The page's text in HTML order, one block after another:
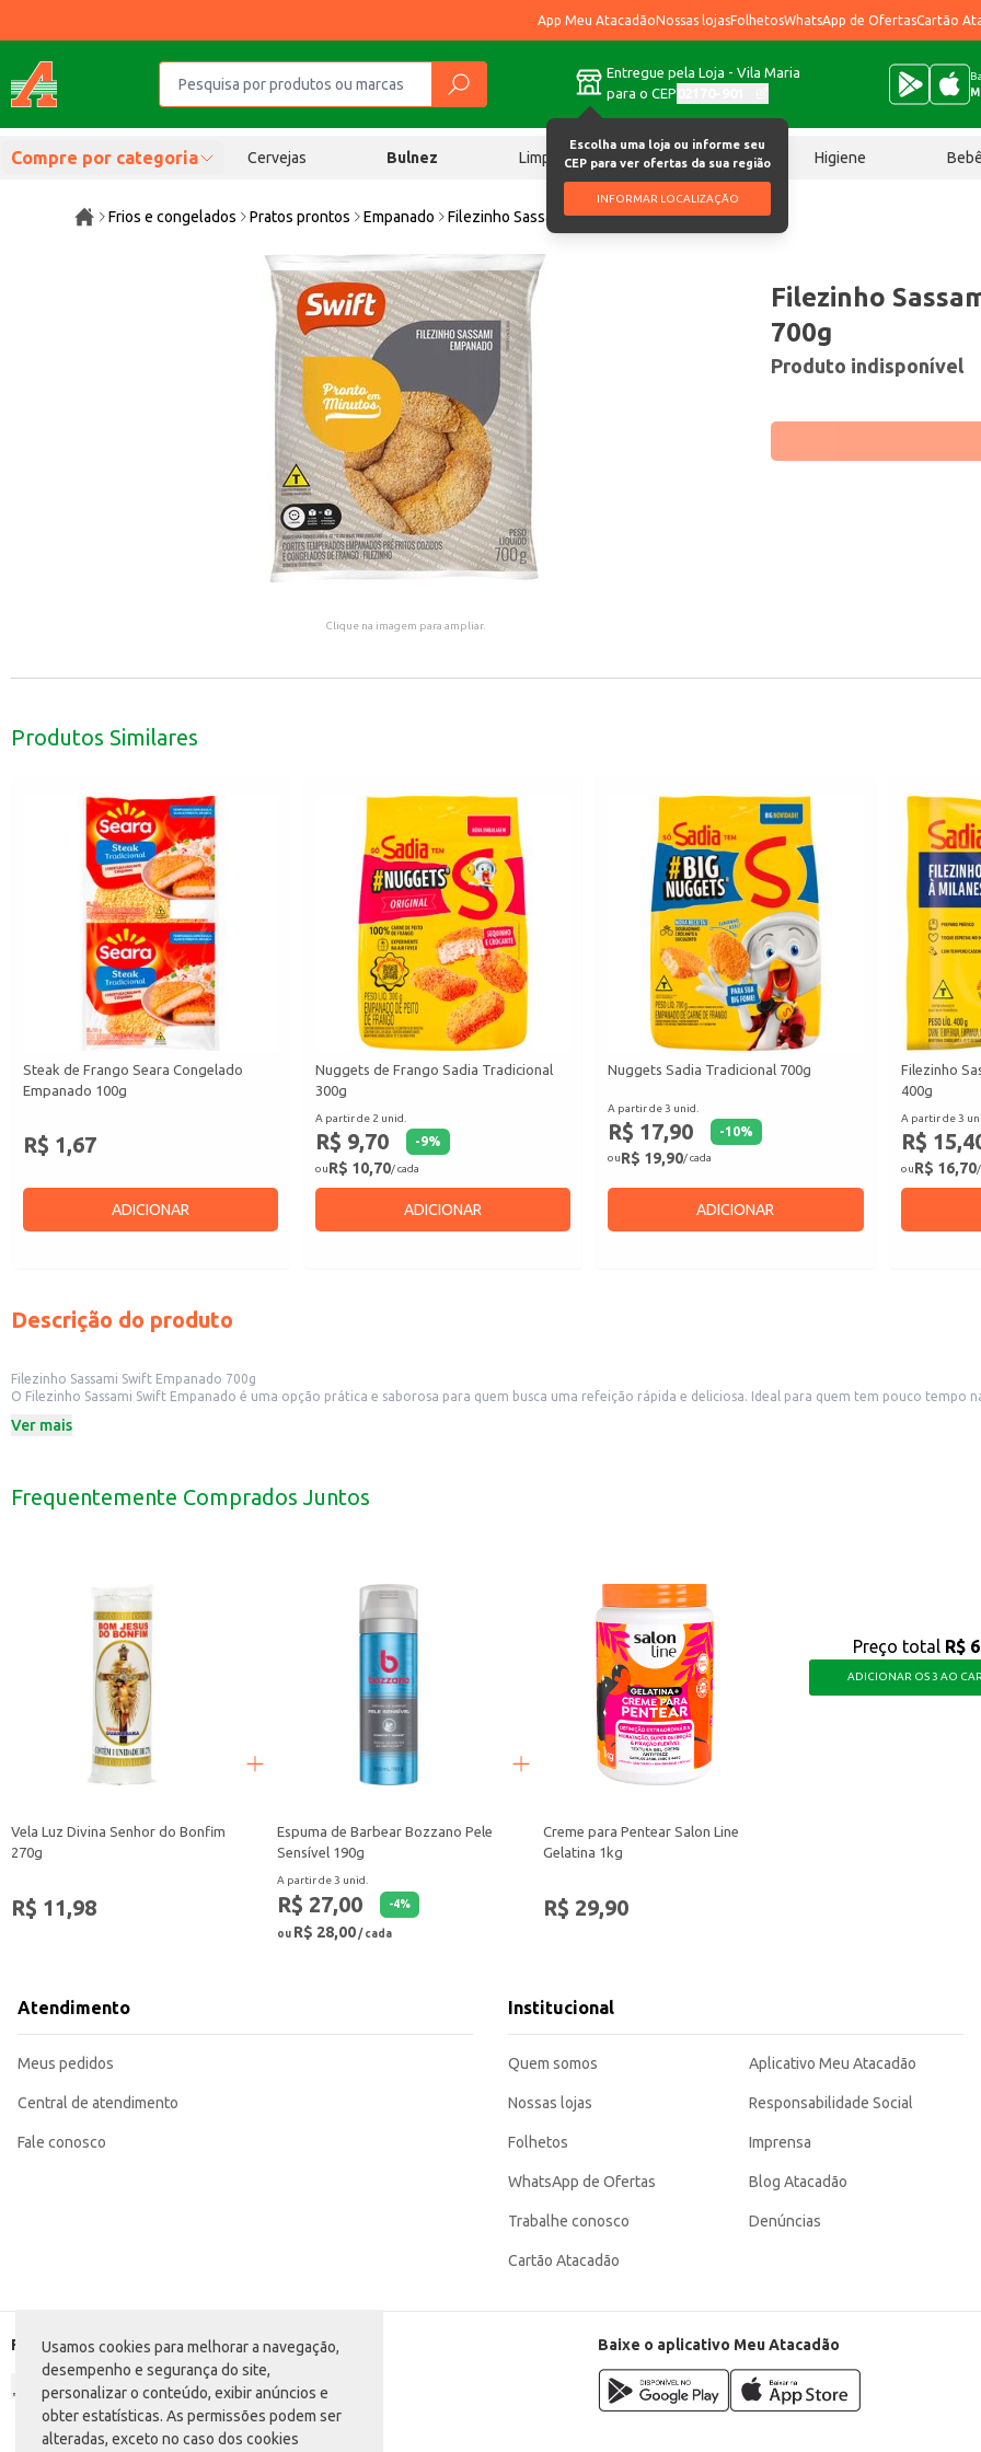
Usamos cookies para melhorar a navegação,
desempenho e segurança do site,
personalizar o conteúdo, exibir anúncios e
obter estatísticas. As permissões podem ser
alteradas, exceto no caso dos cookies
App Meu AtacadãoNossas lojasFolhetosWhatsApp de OfertasCartão
Entregue pela Loja - Vila Maria
para o CEP
Escolha uma loja ou informe seu
CEP para ver ofertas da sua região
INFORMAR LOCALIZAÇÃO
Compre por categoria Cervejas Bulnez Limpeza Chocolates Higiene
Frios e congelados Pratos prontos Empanado Filezinho Sassami Swift Empanado 700g
Clique na imagem para ampliar.
Filezinho
700g
Produto indisponível
Produtos Similares
Steak de Frango Seara Congelado
Empanado 100g
R$ 1,67
ADICIONAR
Nuggets de Frango Sadia Tradicional
300g
A partir de 2 unid.
R$ 9,70 -9%
ouR$ 10,70/ cada
ADICIONAR
Nuggets Sadia Tradicional 700g
A partir de 3 unid.
R$ 17,90 -10%
ouR$ 19,90/ cada
ADICIONAR
Filezinho
400g
A partir de 3
R$
ouR$ 16,70/
Descrição do produto
Filezinho Sassami Swift Empanado 700g
O Filezinho Sassami Swift Empanado é uma opção prática e saborosa para quem busca uma refeição rápida e deliciosa. Ideal para quem tem pouco
Dicas de Uso:
Uma ótima opção para quem busca variar o cardápio com praticidade.
Ver mais
Frequentemente Comprados Juntos
Vela Luz Divina Senhor do Bonfim
270g
R$ 11,98
Espuma de Barbear Bozzano Pele
Sensível 190g
A partir de 3 unid.
R$ 27,00 -4%
ou R$ 28,00/ cada
Creme para Pentear Salon Line
Gelatina 1kg
R$ 29,90
Preço total R$
ADICIONAR OS 3 AO
Atendimento
Meus pedidos
Central de atendimento
Fale conosco
Institucional
Quem somos
Nossas lojas
Folhetos
WhatsApp de Ofertas
Trabalhe conosco
Cartão Atacadão
Aplicativo Meu Atacadão
Responsabilidade Social
Imprensa
Blog Atacadão
Denúncias
Formas de pagamento Baixe o aplicativo Meu Atacadão